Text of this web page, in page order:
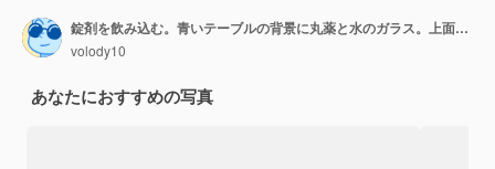
錠剤を飲み込む。青いテーブルの背景に丸薬と水のガラス。上面図、コピースペース、フラットレイ。
volody10
あなたにおすすめの写真